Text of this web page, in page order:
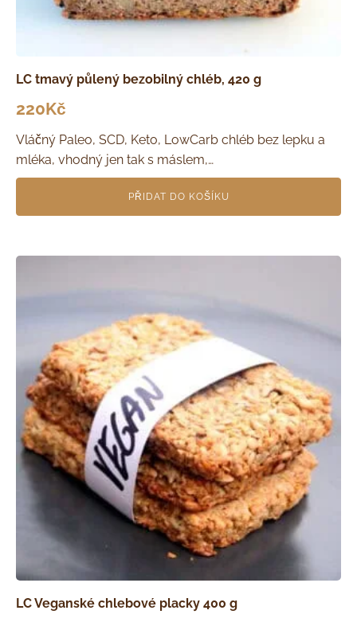
LC tmavý půlený bezobilný chléb, 420 g
220Kč
Vláčný Paleo, SCD, Keto, LowCarb chléb bez lepku a
mléka, vhodný jen tak s máslem,…
PŘIDAT DO KOŠÍKU
LC Veganské chlebové placky 400 g